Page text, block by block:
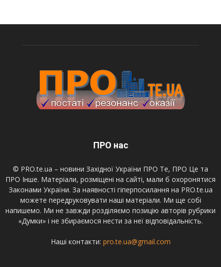
ПРО нас
© PRO.te.ua – новини Західної України ПРО Те, ПРО Це та
ПРО Інше. Матеріали, розміщені на сайті, мали б охоронятися
Законами України. За наявності гіперпосилання на PRO.te.ua
можете передруковувати наші матеріали. Ми ще собі
напишемо. Ми не завжди розділяємо позицію авторів рубрики
«Думки» і не збираємося нести за неї відповідальність.
Наші контакти: pro.te.ua@gmail.com